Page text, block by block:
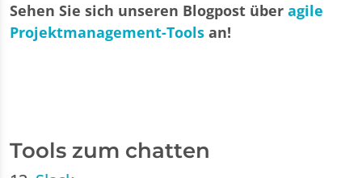
Sehen Sie sich unseren Blogpost über agile
Projektmanagement-Tools an!
Tools zum chatten